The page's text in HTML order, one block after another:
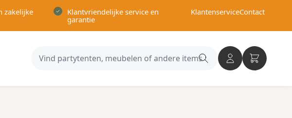
zakelijke
Klantvriendelijke service en
garantie
KlantenserviceContact
en Terras category
for Recreatie category
Search